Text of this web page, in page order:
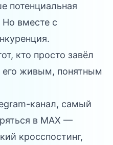
потенциальная
Но вместе с
кто просто завёл
его живым, понятным
канал, самый
в MAX —
кросспостинг,